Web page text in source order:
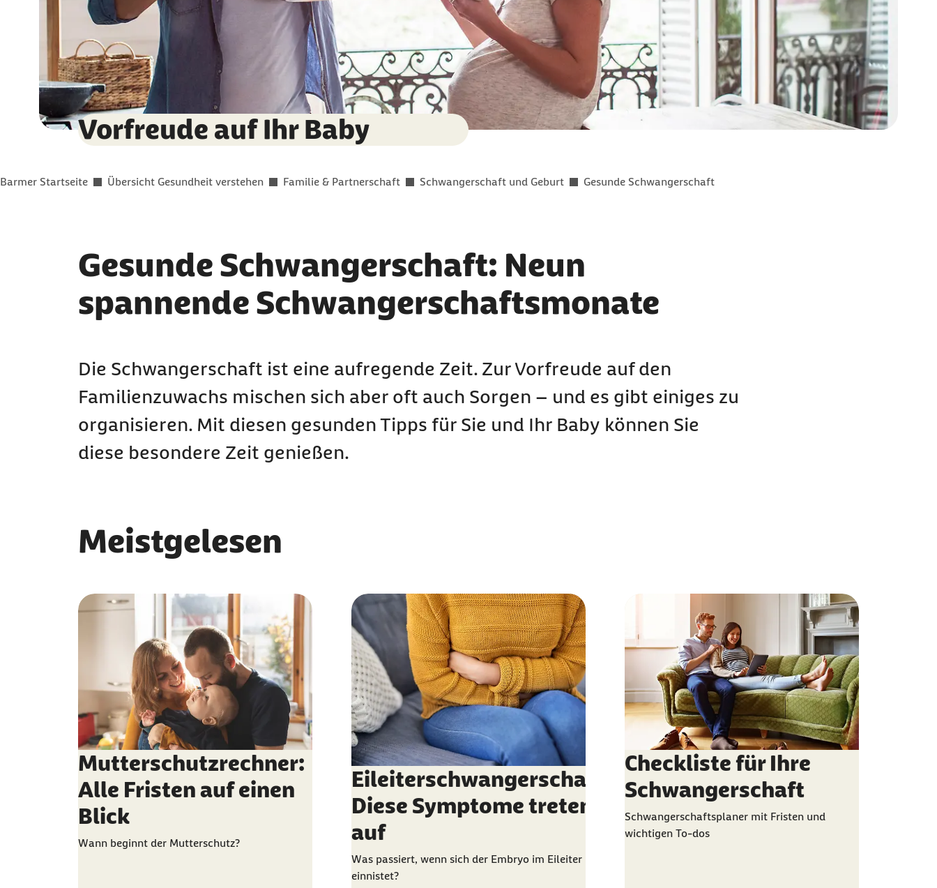
Vorfreude auf Ihr Baby
Sie befinden sich hier:
Barmer Startseite Übersicht Gesundheit verstehen Familie & Partnerschaft Schwangerschaft und Geburt Gesunde Schwangerschaft
Gesunde Schwangerschaft: Neun
spannende Schwangerschaftsmonate
Die Schwangerschaft ist eine aufregende Zeit. Zur Vorfreude auf den
Familienzuwachs mischen sich aber oft auch Sorgen – und es gibt einiges zu
organisieren. Mit diesen gesunden Tipps für Sie und Ihr Baby können Sie
diese besondere Zeit genießen.
Meistgelesen
Mutterschutzrechner:
Alle Fristen auf einen
Blick
Wann beginnt der Mutterschutz?
Eileiterschwangerschaft:
Diese Symptome treten
auf
Was passiert, wenn sich der Embryo im Eileiter
einnistet?
Checkliste für Ihre
Schwangerschaft
Schwangerschaftsplaner mit Fristen und
wichtigen To-dos